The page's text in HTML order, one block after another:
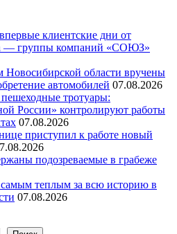
клиентские дни от
— группы компаний «СОЮЗ»
области вручены
автомобилей 07.08.2026
тротуары:
России» контролируют работы
07.08.2026
приступил к работе новый
подозреваемые в грабеже
теплым за всю историю в
07.08.2026